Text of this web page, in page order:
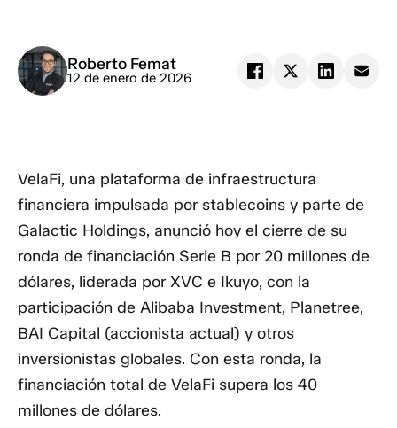
Roberto Femat
12 de enero de 2026
VelaFi, una plataforma de infraestructura
financiera impulsada por stablecoins y parte de
Galactic Holdings, anunció hoy el cierre de su
ronda de financiación Serie B por 20 millones de
dólares, liderada por XVC e Ikuyo, con la
participación de Alibaba Investment, Planetree,
BAI Capital (accionista actual) y otros
inversionistas globales. Con esta ronda, la
financiación total de VelaFi supera los 40
millones de dólares.